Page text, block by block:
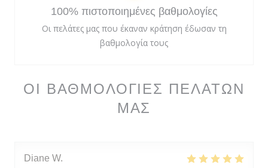
ΟΙ ΒΑΘΜΟΛΟΓΊΕΣ ΠΕΛΑΤΏΝ
ΜΑΣ
Diane W
100% πιστοποιημένες βαθμολογίες
Οι πελάτες μας που έκαναν κράτηση έδωσαν τη
βαθμολογία τους